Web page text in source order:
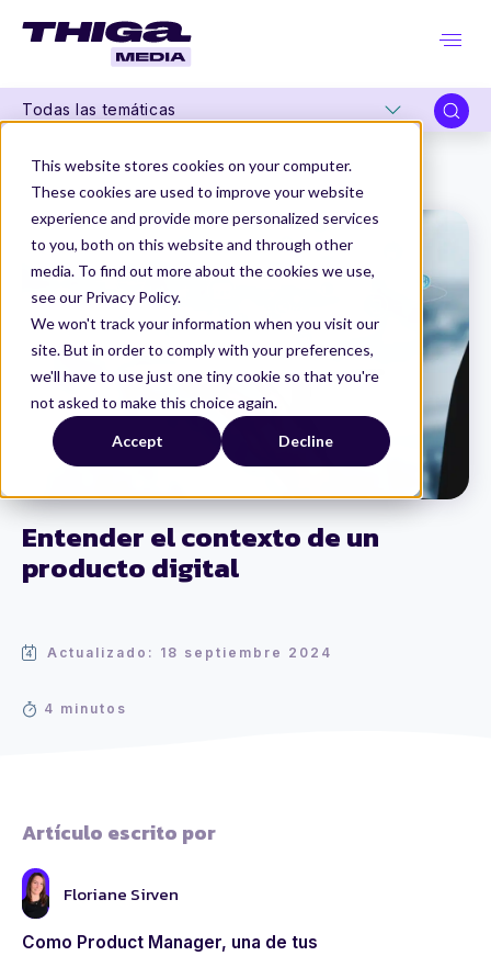
This website stores cookies on your computer.
These cookies are used to improve your website
experience and provide more personalized services
to you, both on this website and through other
media. To find out more about the cookies we use,
see our Privacy Policy.
We won't track your information when you visit our
site. But in order to comply with your preferences,
we'll have to use just one tiny cookie so that you're
not asked to make this choice again.
Accept Decline
Todas las temáticas
Entender el contexto de un
producto digital
Actualizado: 18 septiembre 2024
4 minutos
Thiga Media
Product Management
Artículo escrito por
Floriane Sirven
Como Product Manager, una de tus